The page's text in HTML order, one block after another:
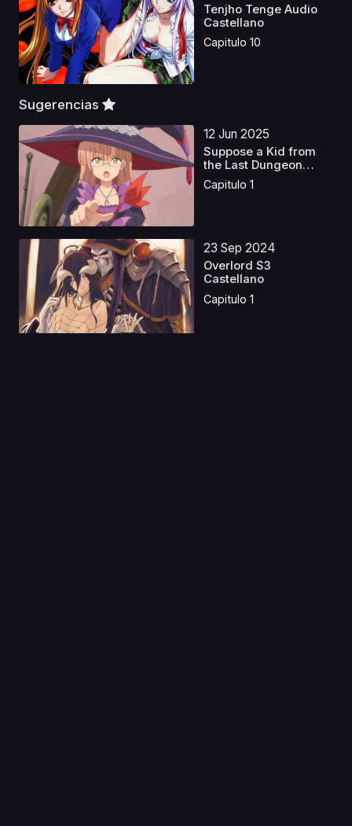
Tenjho Tenge Audio
Castellano
Capitulo 10
Sugerencias
12 Jun 2025
Suppose a Kid from
the Last Dungeon
Boon...
Capitulo 1
23 Sep 2024
Overlord S3
Castellano
Capitulo 1